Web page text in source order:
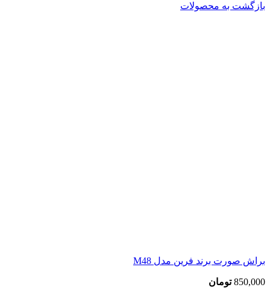
بازگشت به محصولات
براش صورت برند فرین مدل M48
850,000 تومان